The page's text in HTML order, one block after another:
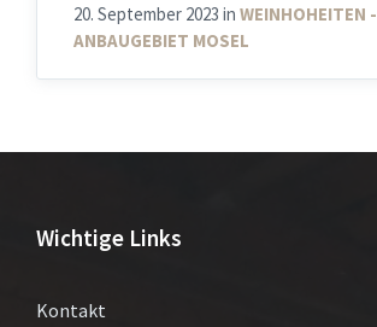
20. September 2023 in WEINHOHEITEN -
ANBAUGEBIET MOSEL
Wichtige Links
Kontakt